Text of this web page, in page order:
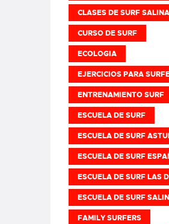
CLASES DE SURF
CURSO DE SURF
ECOLOGIA
EJERCICIOS PARA
ENTRENAMIENTO SURF
ESCUELA DE SURF
ESCUELA DE SURF
ESCUELA DE SURF
ESCUELA DE SURF LAS
ESCUELA DE SURF
FAMILY SURFERS